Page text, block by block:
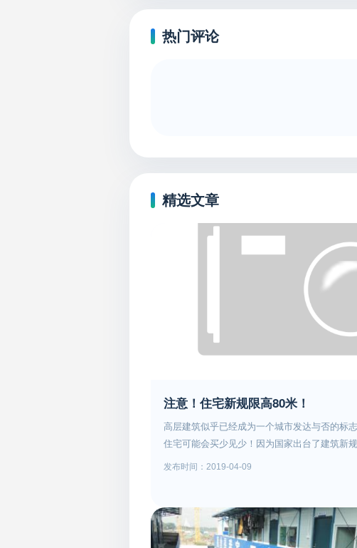
热门评论
精选文章
注意！住宅新规限高80米！
高层建筑似乎已经成为一个城市发达与否的标
住宅可能会买少见少！因为国家出台了建筑新
标准》其中规定明确提到新建住宅建筑高度最
设计标准》这意味着对小区环境规划建设上有
的小区内楼布局和住宅楼层间距将有所变化。
发布时间：2019-04-09